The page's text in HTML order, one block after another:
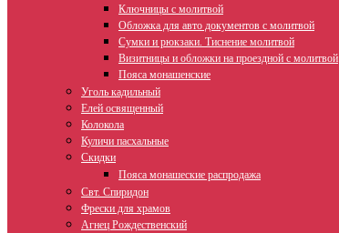
Ключницы с молитвой
Обложка для авто документов с молитвой
Сумки и рюкзаки. Тиснение молитвой
Визитницы и обложки на проездной с молитвой
Пояса монашенские
Уголь кадильный
Елей освященный
Колокола
Куличи пасхальные
Скидки
Пояса монашеские распродажа
Свт. Спиридон
Фрески для храмов
Агнец Рождественский